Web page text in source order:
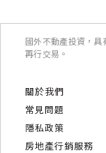
國外不動產投資，
再行交易。
關於我們
常見問題
隱私政策
房地產行銷服務